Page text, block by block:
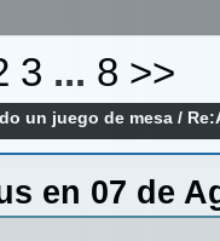
3 ... 8 >>
un juego de mesa /
en 07 de